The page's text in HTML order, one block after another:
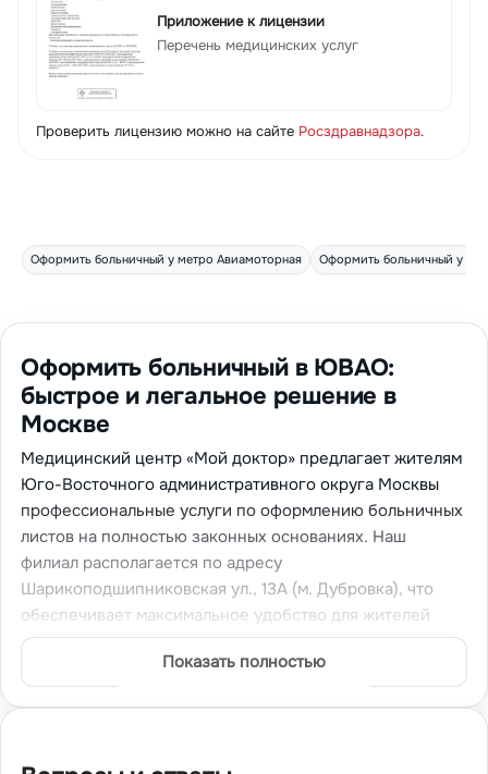
Приложение к лицензии
Перечень медицинских услуг
Проверить лицензию можно на сайте Росздравнадзора.
Оформить больничный у метро Авиамоторная Оформить больничный у
Оформить больничный в ЮВАО:
быстрое и легальное решение в
Москве
Медицинский центр «Мой доктор» предлагает жителям
Юго-Восточного административного округа Москвы
профессиональные услуги по оформлению больничных
листов на полностью законных основаниях. Наш
филиал располагается по адресу
Шарикоподшипниковская ул., 13А (м. Дубровка), что
обеспечивает максимальное удобство для жителей
ЮВАО. Мы гарантируем быстрое решение вопросов с
временной нетрудоспособностью без лишних
формальностей и задержек. Все документы
Показать полностью